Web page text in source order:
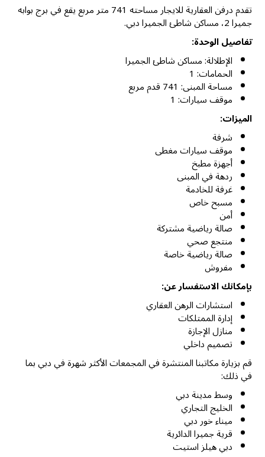
تقدم درفن العقارية للايجار مساحته 741 متر مربع يقع في برج بوابه
جميرا 2، مساكن شاطئ الجميرا دبي.
تفاصيل الوحدة:
الإطلالة: مساكن شاطئ الجميرا
الحمامات: 1
مساحة المبنى: 741 قدم مربع
موقف سيارات: 1
الميزات:
شرفة
موقف سيارات مغطى
أجهزة مطبخ
ردهة في المبنى
غرفة للخادمة
مسبح خاص
أمن
صالة رياضية مشتركة
منتجع صحي
صالة رياضية خاصة
مفروش
بإمكانك الاستفسار عن:
استشارات الرهن العقاري
إدارة الممتلكات
منازل الإجازة
تصميم داخلي
قم بزيارة مكاتبنا المنتشرة في المجمعات الأكثر شهرة في دبي بما
في ذلك:
وسط مدينة دبي
الخليج التجاري
ميناء خور دبي
قرية جميرا الدائرية
دبي هيلز استيت